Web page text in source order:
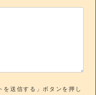
送信する」ボタンを押し